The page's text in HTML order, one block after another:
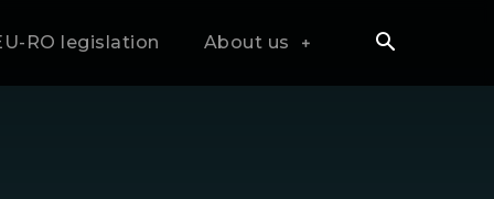
RO legislation About us